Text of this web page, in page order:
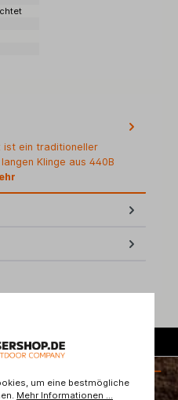
ist ein traditioneller
Klinge aus 440B
ab 50 Euro
um eine bestmögliche
Mehr Informationen ...